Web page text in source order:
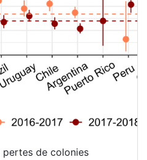
pertes de colonies